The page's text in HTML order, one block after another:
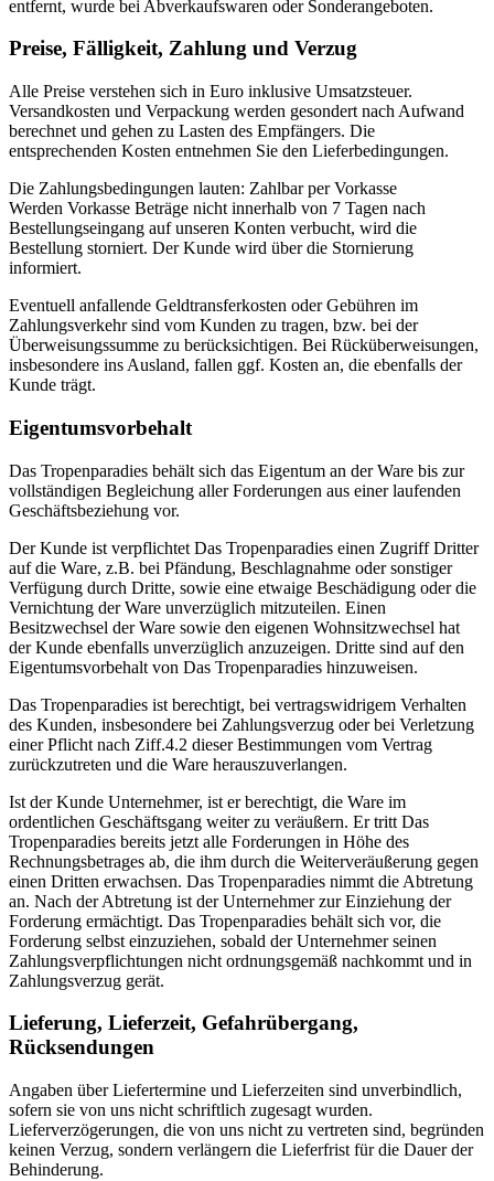
entfernt, wurde bei Abverkaufswaren oder Sonderangeboten.
Preise, Fälligkeit, Zahlung und Verzug
Alle Preise verstehen sich in Euro inklusive Umsatzsteuer.
Versandkosten und Verpackung werden gesondert nach Aufwand
berechnet und gehen zu Lasten des Empfängers. Die
entsprechenden Kosten entnehmen Sie den Lieferbedingungen.
Die Zahlungsbedingungen lauten: Zahlbar per Vorkasse
Werden Vorkasse Beträge nicht innerhalb von 7 Tagen nach
Bestellungseingang auf unseren Konten verbucht, wird die
Bestellung storniert. Der Kunde wird über die Stornierung
informiert.
Eventuell anfallende Geldtransferkosten oder Gebühren im
Zahlungsverkehr sind vom Kunden zu tragen, bzw. bei der
Überweisungssumme zu berücksichtigen. Bei Rücküberweisungen,
insbesondere ins Ausland, fallen ggf. Kosten an, die ebenfalls der
Kunde trägt.
Eigentumsvorbehalt
Das Tropenparadies behält sich das Eigentum an der Ware bis zur
vollständigen Begleichung aller Forderungen aus einer laufenden
Geschäftsbeziehung vor.
Der Kunde ist verpflichtet Das Tropenparadies einen Zugriff Dritter
auf die Ware, z.B. bei Pfändung, Beschlagnahme oder sonstiger
Verfügung durch Dritte, sowie eine etwaige Beschädigung oder die
Vernichtung der Ware unverzüglich mitzuteilen. Einen
Besitzwechsel der Ware sowie den eigenen Wohnsitzwechsel hat
der Kunde ebenfalls unverzüglich anzuzeigen. Dritte sind auf den
Eigentumsvorbehalt von Das Tropenparadies hinzuweisen.
Das Tropenparadies ist berechtigt, bei vertragswidrigem Verhalten
des Kunden, insbesondere bei Zahlungsverzug oder bei Verletzung
einer Pflicht nach Ziff.4.2 dieser Bestimmungen vom Vertrag
zurückzutreten und die Ware herauszuverlangen.
Ist der Kunde Unternehmer, ist er berechtigt, die Ware im
ordentlichen Geschäftsgang weiter zu veräußern. Er tritt Das
Tropenparadies bereits jetzt alle Forderungen in Höhe des
Rechnungsbetrages ab, die ihm durch die Weiterveräußerung gegen
einen Dritten erwachsen. Das Tropenparadies nimmt die Abtretung
an. Nach der Abtretung ist der Unternehmer zur Einziehung der
Forderung ermächtigt. Das Tropenparadies behält sich vor, die
Forderung selbst einzuziehen, sobald der Unternehmer seinen
Zahlungsverpflichtungen nicht ordnungsgemäß nachkommt und in
Zahlungsverzug gerät.
Lieferung, Lieferzeit, Gefahrübergang,
Rücksendungen
Angaben über Liefertermine und Lieferzeiten sind unverbindlich,
sofern sie von uns nicht schriftlich zugesagt wurden.
Lieferverzögerungen, die von uns nicht zu vertreten sind, begründen
keinen Verzug, sondern verlängern die Lieferfrist für die Dauer der
Behinderung.